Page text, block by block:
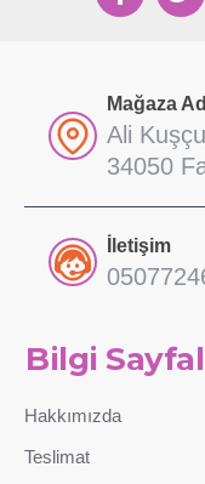
Mağaza
Ali
34050
İletişim
Bilgi
Hakkımızda
Teslimat